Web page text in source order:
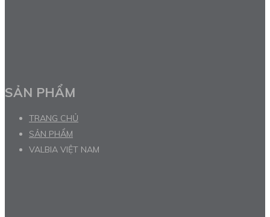
SẢN PHẨM
TRANG CHỦ
SẢN PHẨM
VALBIA VIỆT NAM